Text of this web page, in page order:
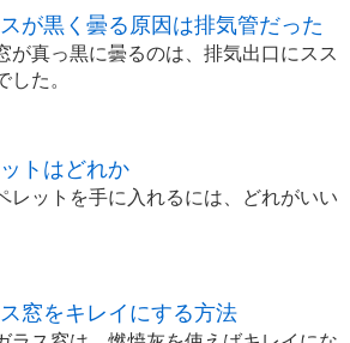
が黒く曇る原因は排気管だった
が真っ黒に曇るのは、排気出口にスス
た。
トはどれか
レットを手に入れるには、どれがいい
窓をキレイにする方法